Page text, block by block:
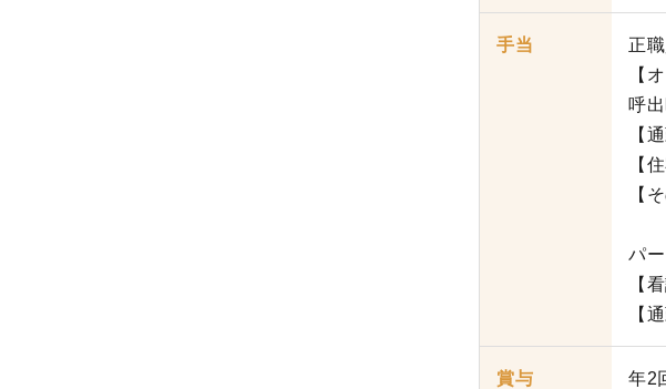
手当
正職
【
呼
【
【
【
パー
【
【
賞与 年2